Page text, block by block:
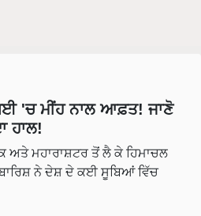
'ਚ ਮੀਂਹ ਨਾਲ ਆਫ਼ਤ! ਜਾਣੋ
ਹਾਲ!
ਅਤੇ ਮਹਾਰਾਸ਼ਟਰ ਤੋਂ ਲੈ ਕੇ ਹਿਮਾਚਲ
ਨੇ ਦੇਸ਼ ਦੇ ਕਈ ਸੂਬਿਆਂ ਵਿੱਚ